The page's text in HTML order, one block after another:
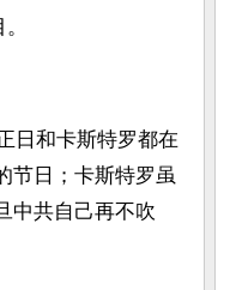
日和卡斯特罗都在
节日；卡斯特罗虽
中共自己再不吹